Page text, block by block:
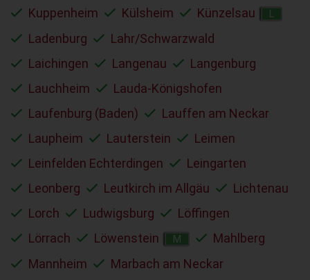
Kuppenheim
Külsheim Künzelsau
Ladenburg
Lahr/Schwarzwald
Laichingen
Langenau
Langenburg
Lauchheim
Lauda-Königshofen
Laufenburg (Baden)
Lauffen am Neckar
Laupheim
Lauterstein
Leimen
Leinfelden Echterdingen
Leingarten
Leonberg
Leutkirch im Allgäu
Lichtenau
Lorch
Ludwigsburg
Löffingen
Lörrach
Löwenstein M
Mahlberg
Mannheim
Marbach am Neckar